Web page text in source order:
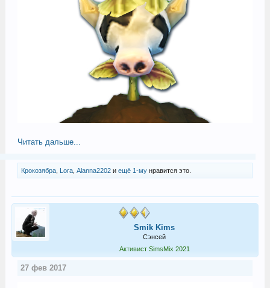
Читать дальше...
Крокозябра, Lora, Alanna2202и ещё 1-мунравится это.
Smik Kims
Сэнсей
Активист SimsMix 2021
27 фев 2017